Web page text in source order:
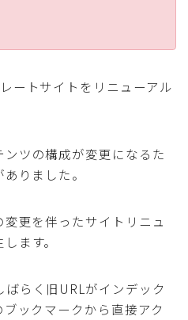
ートサイトをリニューアル
ツの構成が変更になるた
りました。
更を伴ったサイトリニュ
ます。
らく旧URLがインデック
ックマークから直接アク